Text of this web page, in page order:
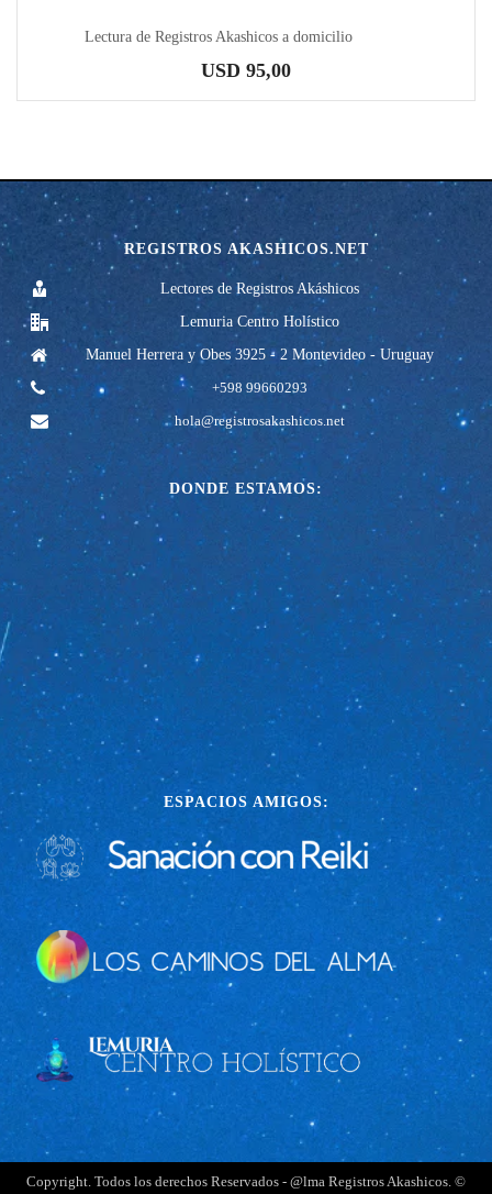
Lectura de Registros Akashicos a domicilio
USD 95,00
REGISTROS AKASHICOS.NET
Lectores de Registros Akáshicos
Lemuria Centro Holístico
Manuel Herrera y Obes 3925 - 2 Montevideo - Uruguay
+598 99660293
hola@registrosakashicos.net
DONDE ESTAMOS:
ESPACIOS AMIGOS:
Copyright. Todos los derechos Reservados - @lma Registros Akashicos. ©